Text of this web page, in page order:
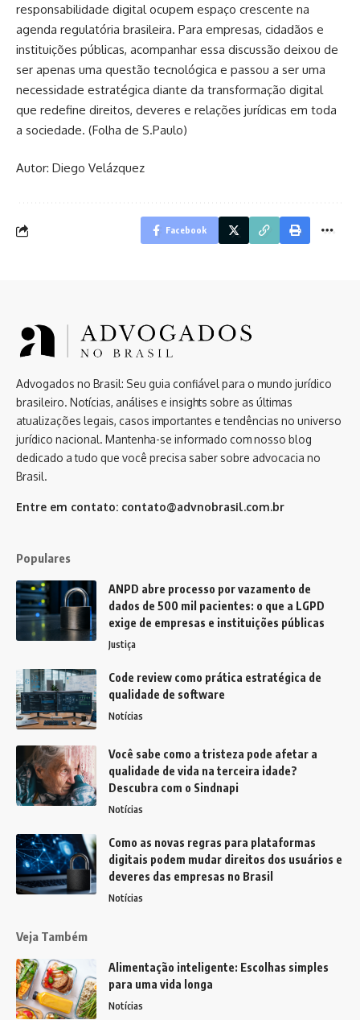
responsabilidade digital ocupem espaço crescente na
agenda regulatória brasileira. Para empresas, cidadãos e
instituições públicas, acompanhar essa discussão deixou de
ser apenas uma questão tecnológica e passou a ser uma
necessidade estratégica diante da transformação digital
que redefine direitos, deveres e relações jurídicas em toda
a sociedade. (Folha de S.Paulo)
Autor: Diego Velázquez
Facebook
Advogados no Brasil: Seu guia confiável para o mundo jurídico
brasileiro. Notícias, análises e insights sobre as últimas
atualizações legais, casos importantes e tendências no universo
jurídico nacional. Mantenha-se informado com nosso blog
dedicado a tudo que você precisa saber sobre advocacia no
Brasil.
Entre em contato: contato@advnobrasil.com.br
Populares
ANPD abre processo por vazamento de
dados de 500 mil pacientes: o que a LGPD
exige de empresas e instituições públicas
Justiça
Code review como prática estratégica de
qualidade de software
Notícias
Você sabe como a tristeza pode afetar a
qualidade de vida na terceira idade?
Descubra com o Sindnapi
Notícias
Como as novas regras para plataformas
digitais podem mudar direitos dos usuários e
deveres das empresas no Brasil
Notícias
Veja Também
Alimentação inteligente: Escolhas simples
para uma vida longa
Notícias